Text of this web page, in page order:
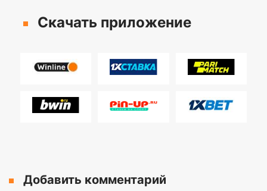
Скачать приложение
Добавить комментарий